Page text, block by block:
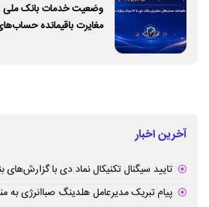
وضعیت خدمات بانک ملی
آخرین اخبار
تایید سیگنال تکنیکال نماد دی با گزارش‌های
پیام تبریک مدیرعامل هلدینگ صباانرژی به